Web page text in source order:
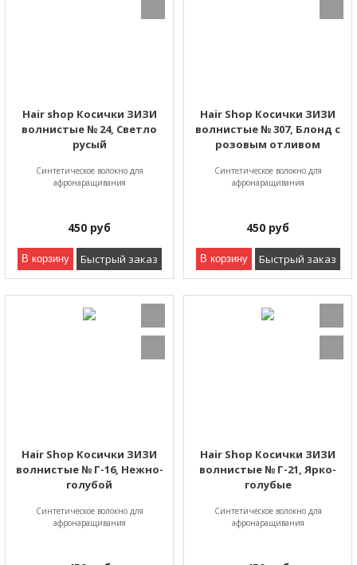
Hair shop Косички ЗИЗИ
волнистые № 24, Светло
русый
Синтетическое волокно для
афронаращивания
450 руб
В корзину Быстрый заказ
Hair Shop Косички ЗИЗИ
волнистые № 307, Блонд с
розовым отливом
Синтетическое волокно для
афронаращивания
450 руб
В корзину Быстрый заказ
Hair Shop Косички ЗИЗИ
волнистые № Г-16, Нежно-
голубой
Синтетическое волокно для
афронаращивания
Hair Shop Косички ЗИЗИ
волнистые № Г-21, Ярко-
голубые
Синтетическое волокно для
афронаращивания